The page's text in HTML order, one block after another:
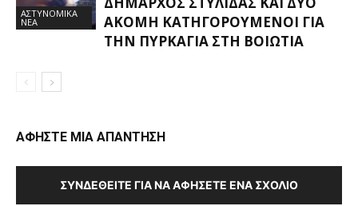
ΑΣΤΥΝΟΜΙΚΑ
ΝΕΑ
ΑΚΌΜΗ ΚΑΤΗΓΟΡΟΎΜΕΝΟΙ ΓΙΑ
ΤΗΝ ΠΥΡΚΑΓΙΆ ΣΤΗ ΒΟΙΩΤΊΑ
ΑΦΗΣΤΕ ΜΙΑ ΑΠΑΝΤΗΣΗ
ΣΥΝΔΕΘΕΊΤΕ ΓΙΑ ΝΑ ΑΦΉΣΕΤΕ ΈΝΑ ΣΧΌΛΙΟ